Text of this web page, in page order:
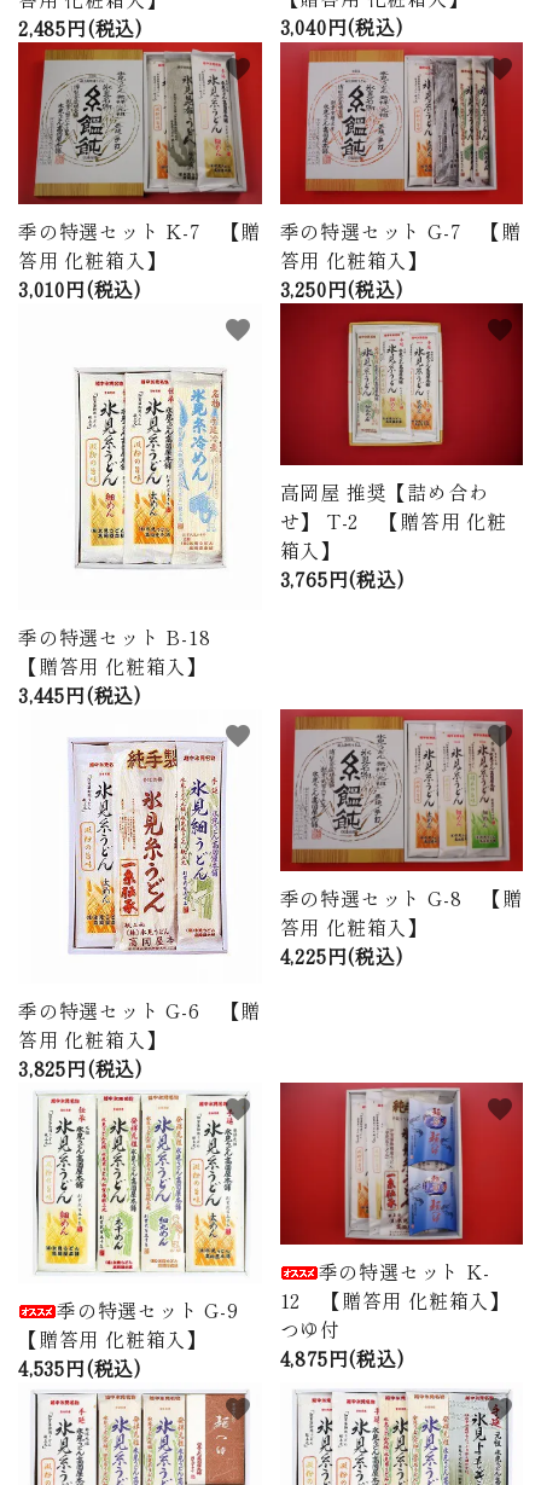
2,485円(税込)
3,040円(税込)
季の特選セット K-7 【贈
答用 化粧箱入】
3,010円(税込)
favorite
季の特選セット G-7 【贈
答用 化粧箱入】
3,250円(税込)
favorite
季の特選セット B-18
【贈答用 化粧箱入】
3,445円(税込)
favorite
高岡屋 推奨【詰め合わ
せ】 T-2 【贈答用 化粧
箱入】
3,765円(税込)
favorite
季の特選セット G-6 【贈
答用 化粧箱入】
3,825円(税込)
favorite
季の特選セット G-8 【贈
答用 化粧箱入】
4,225円(税込)
favorite
季の特選セット G-9
【贈答用 化粧箱入】
4,535円(税込)
favorite
季の特選セット K-
12 【贈答用 化粧箱入】
つゆ付
4,875円(税込)
favorite
favorite favorite